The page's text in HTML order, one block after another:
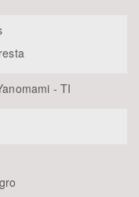
- TI